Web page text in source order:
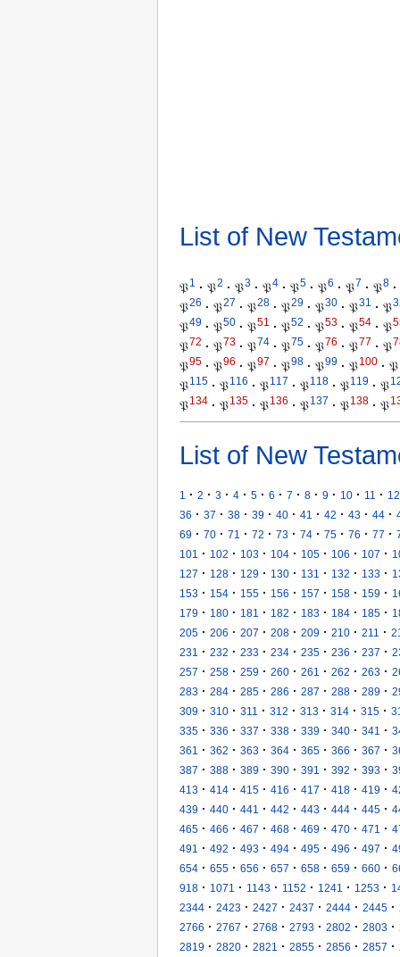
List of New
𝔓1 · 𝔓2 · 𝔓3 · 𝔓4 · 𝔓5 · 𝔓6 · 𝔓7 · 𝔓8 ·
𝔓26 · 𝔓27 · 𝔓28 · 𝔓29 · 𝔓30 · 𝔓31 · 𝔓
𝔓49 · 𝔓50 · 𝔓51 · 𝔓52 · 𝔓53 · 𝔓54 · 𝔓
𝔓72 · 𝔓73 · 𝔓74 · 𝔓75 · 𝔓76 · 𝔓77 · 𝔓
𝔓95 · 𝔓96 · 𝔓97 · 𝔓98 · 𝔓99 · 𝔓100 · 𝔓
𝔓115 · 𝔓116 · 𝔓117 · 𝔓118 · 𝔓119 · 𝔓
𝔓134 · 𝔓135 · 𝔓136 · 𝔓137 · 𝔓138 · 𝔓
List of New
1 · 2 · 3 · 4 · 5 · 6 · 7 · 8 · 9 · 10 · 11 · 12
36 · 37 · 38 · 39 · 40 · 41 · 42 · 43 · 44 ·
69 · 70 · 71 · 72 · 73 · 74 · 75 · 76 · 77 ·
101
· 102 · 103 · 104 · 105 · 106 · 107 ·
127 · 128 · 129 · 130 · 131 · 132 · 133 ·
153 · 154 · 155 · 156 · 157 · 158 · 159 ·
179 · 180 · 181 · 182 · 183 · 184 · 185 ·
205 · 206 · 207 · 208 · 209 · 210 · 211 ·
231
· 232 · 233 · 234 · 235 · 236 · 237 ·
257 · 258 · 259 · 260 · 261 · 262 · 263 ·
283 · 284 · 285 · 286 · 287 · 288 · 289 ·
309 · 310 · 311 · 312 · 313 · 314 · 315 ·
335 · 336 · 337 · 338 · 339 · 340 · 341 ·
361
· 362 · 363 · 364 · 365 · 366 · 367 ·
387 · 388 · 389 · 390 · 391 · 392 · 393 ·
413 · 414 · 415 · 416 · 417 · 418 · 419 ·
439 · 440 · 441 · 442 · 443 · 444 · 445 ·
465 · 466 · 467 · 468 · 469 · 470 · 471 ·
491
· 492 · 493 · 494 · 495 · 496 · 497 ·
654 · 655 · 656 · 657 · 658 · 659 · 660 ·
918 · 1071 · 1143 · 1152 · 1241 · 1253 ·
2344 · 2423 · 2427 · 2437 · 2444 · 2445 ·
2766 · 2767 · 2768 · 2793 · 2802 · 2803 ·
2819 · 2820 · 2821 · 2855 · 2856 · 2857 ·